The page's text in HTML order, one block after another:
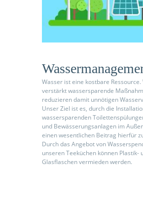
Wasser ist eine kostbare Ressource.
verstärkt wassersparende
reduzieren damit unnötigen
Unser Ziel ist es, durch die
wassersparenden
und Bewässerungsanlagen im
einen wesentlichen Beitrag hierfür
Durch das Angebot von
unseren Teeküchen können Plastik-
Glasflaschen vermieden werden.